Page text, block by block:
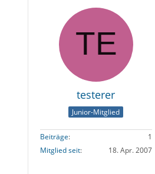
testerer
Junior-Mitglied
Beiträge
1
Mitglied seit
18. Apr. 2007